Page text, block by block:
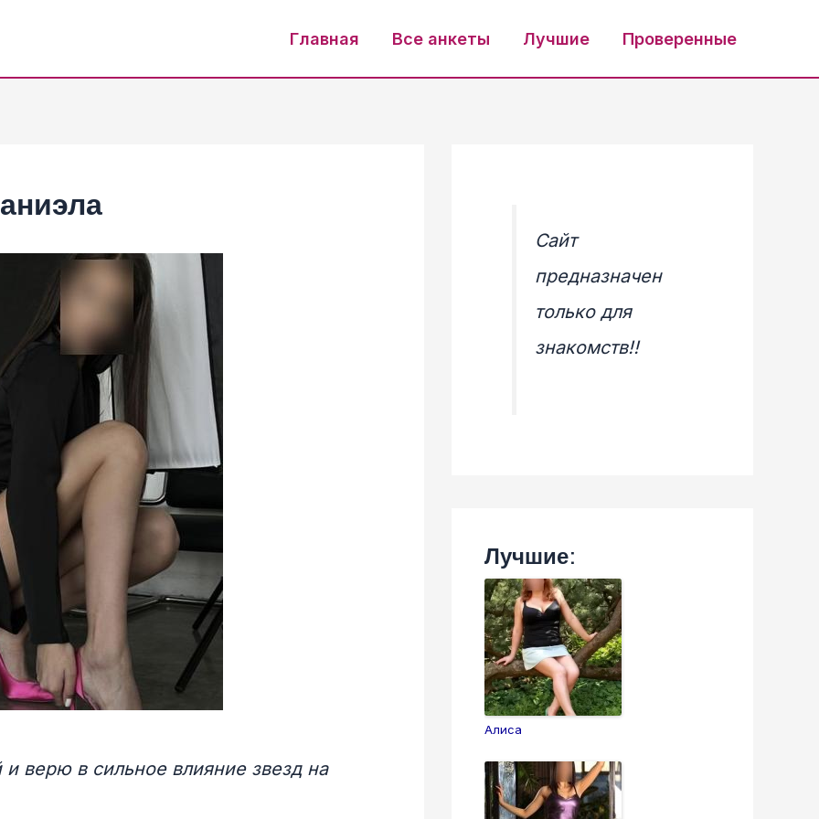
Главная Все анкеты Лучшие Проверенные
верю в сильное влияние звезд на
Сайт
предназначен
только для
знакомств!!
Лучшие:
Алиса